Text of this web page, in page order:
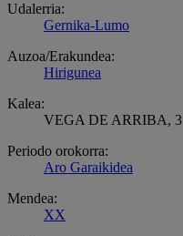
Udalerria:
Gernika-Lumo
Auzoa/Erakundea:
Hirigunea
Kalea:
VEGA DE ARRIBA, 3
Periodo orokorra:
Aro Garaikidea
Mendea:
XX